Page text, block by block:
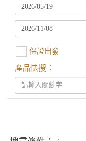
保證出發
產品快搜：